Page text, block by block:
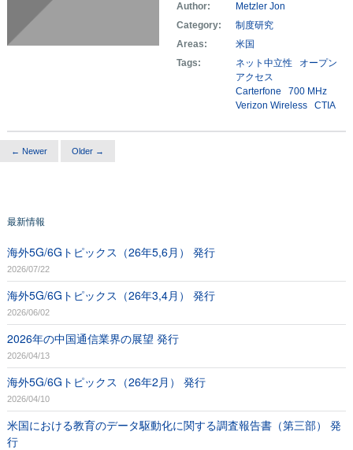
Author:
Metzler Jon
Category:
制度研究
Areas:
米国
Tags:
ネット中立性
オープン
アクセス
Carterfone
700 MHz
Verizon Wireless
CTIA
← Newer Older →
最新情報
海外5G/6Gトピックス（26年5,6月） 発行
2026/07/22
海外5G/6Gトピックス（26年3,4月） 発行
2026/06/02
2026年の中国通信業界の展望 発行
2026/04/13
海外5G/6Gトピックス（26年2月） 発行
2026/04/10
米国における教育のデータ駆動化に関する調査報告書（第三部） 発
行